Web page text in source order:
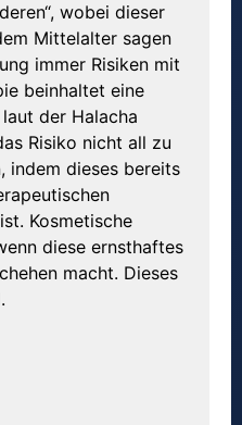
wobei dieser
Mittelalter sagen
immer Risiken mit
beinhaltet eine
der Halacha
Risiko nicht all zu
indem dieses bereits
Kosmetische
diese ernsthaftes
macht. Dieses